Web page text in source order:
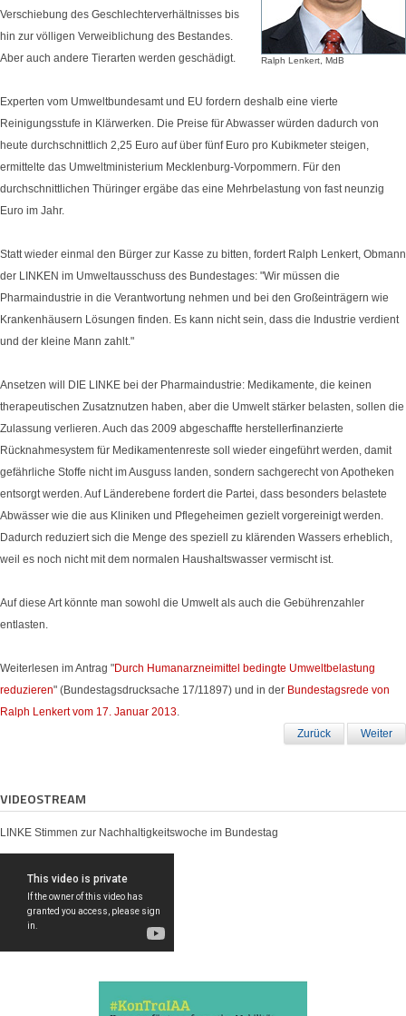
Ralph Lenkert, MdB
Verschiebung des Geschlechterverhältnisses bis
hin zur völligen Verweiblichung des Bestandes.
Aber auch andere Tierarten werden geschädigt.
Experten vom Umweltbundesamt und EU fordern deshalb eine vierte
Reinigungsstufe in Klärwerken. Die Preise für Abwasser würden dadurch von
heute durchschnittlich 2,25 Euro auf über fünf Euro pro Kubikmeter steigen,
ermittelte das Umweltministerium Mecklenburg-Vorpommern. Für den
durchschnittlichen Thüringer ergäbe das eine Mehrbelastung von fast neunzig
Euro im Jahr.
Statt wieder einmal den Bürger zur Kasse zu bitten, fordert Ralph Lenkert, Obmann
der LINKEN im Umweltausschuss des Bundestages: "Wir müssen die
Pharmaindustrie in die Verantwortung nehmen und bei den Großeinträgern wie
Krankenhäusern Lösungen finden. Es kann nicht sein, dass die Industrie verdient
und der kleine Mann zahlt."
Ansetzen will DIE LINKE bei der Pharmaindustrie: Medikamente, die keinen
therapeutischen Zusatznutzen haben, aber die Umwelt stärker belasten, sollen die
Zulassung verlieren. Auch das 2009 abgeschaffte herstellerfinanzierte
Rücknahmesystem für Medikamentenreste soll wieder eingeführt werden, damit
gefährliche Stoffe nicht im Ausguss landen, sondern sachgerecht von Apotheken
entsorgt werden. Auf Länderebene fordert die Partei, dass besonders belastete
Abwässer wie die aus Kliniken und Pflegeheimen gezielt vorgereinigt werden.
Dadurch reduziert sich die Menge des speziell zu klärenden Wassers erheblich,
weil es noch nicht mit dem normalen Haushaltswasser vermischt ist.
Auf diese Art könnte man sowohl die Umwelt als auch die Gebührenzahler
entlasten.
Weiterlesen im Antrag "Durch Humanarzneimittel bedingte Umweltbelastung
reduzieren" (Bundestagsdrucksache 17/11897) und in der Bundestagsrede von
Ralph Lenkert vom 17. Januar 2013.
Zurück
Weiter
VIDEOSTREAM
LINKE Stimmen zur Nachhaltigkeitswoche im Bundestag